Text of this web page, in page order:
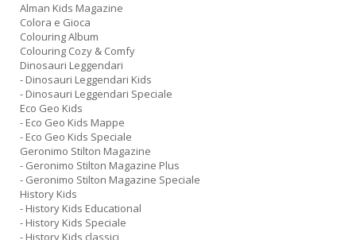
Alman Kids Magazine
Colora e Gioca
Colouring Album
Colouring Cozy & Comfy
Dinosauri Leggendari
- Dinosauri Leggendari Kids
- Dinosauri Leggendari Speciale
Eco Geo Kids
- Eco Geo Kids Mappe
- Eco Geo Kids Speciale
Geronimo Stilton Magazine
- Geronimo Stilton Magazine Plus
- Geronimo Stilton Magazine Speciale
History Kids
- History Kids Educational
- History Kids Speciale
- History Kids classici